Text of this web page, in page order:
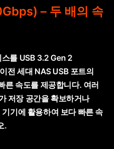
– 두 배의 속
를 USB 3.2 Gen 2
전 세대 NAS USB 포트의
른 속도를 제공합니다. 여러
저장 공간을 확보하거나
기에 활용하여 보다 빠른 속
.